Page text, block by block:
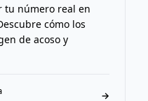
tu número real en
cómo los
de acoso y
→